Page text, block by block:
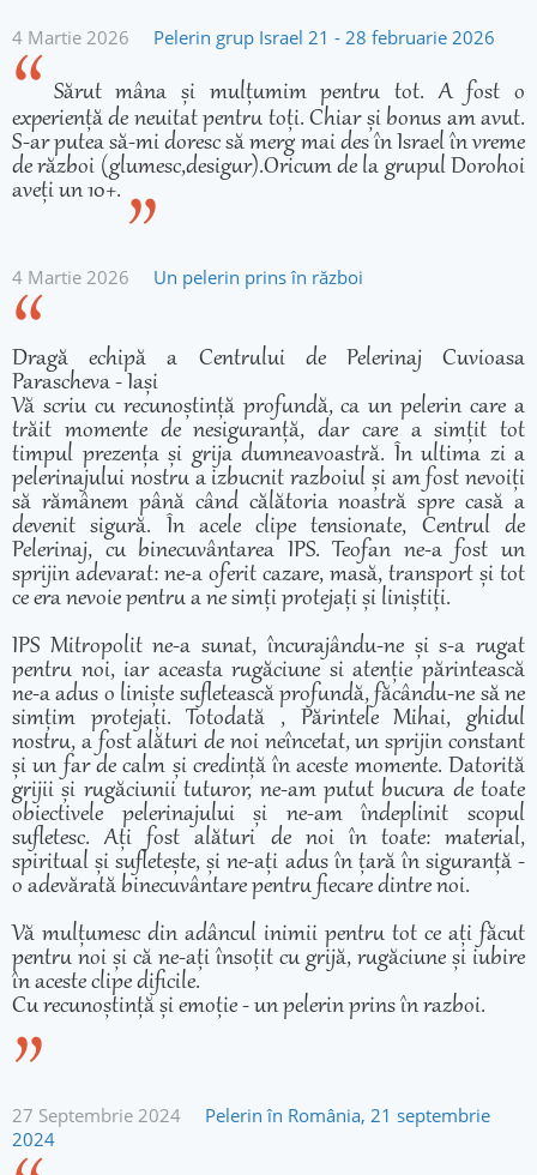
4 Martie 2026 Pelerin grup Israel 21 - 28 februarie 2026
Sărut mâna și mulțumim pentru tot. A fost o
experiență de neuitat pentru toți. Chiar și bonus am avut.
S-ar putea să-mi doresc să merg mai des în Israel în vreme
de război (glumesc,desigur).Oricum de la grupul Dorohoi
aveți un 10+.
4 Martie 2026 Un pelerin prins în război
Dragă echipă a Centrului de Pelerinaj Cuvioasa
Parascheva - Iași
Vă scriu cu recunoștință profundă, ca un pelerin care a
trăit momente de nesiguranță, dar care a simțit tot
timpul prezența și grija dumneavoastră. În ultima zi a
pelerinajului nostru a izbucnit razboiul și am fost nevoiți
să rămânem până când călătoria noastră spre casă a
devenit sigură. În acele clipe tensionate, Centrul de
Pelerinaj, cu binecuvântarea IPS. Teofan ne-a fost un
sprijin adevarat: ne-a oferit cazare, masă, transport și tot
ce era nevoie pentru a ne simți protejați și liniștiți.
IPS Mitropolit ne-a sunat, încurajându-ne și s-a rugat
pentru noi, iar aceasta rugăciune si atenție părintească
ne-a adus o liniște sufletească profundă, făcându-ne să ne
simțim protejați. Totodată , Părintele Mihai, ghidul
nostru, a fost alături de noi neîncetat, un sprijin constant
și un far de calm și credință în aceste momente. Datorită
grijii și rugăciunii tuturor, ne-am putut bucura de toate
obiectivele pelerinajului și ne-am îndeplinit scopul
sufletesc. Ați fost alături de noi în toate: material,
spiritual și sufletește, și ne-ați adus în țară în siguranță -
o adevărată binecuvântare pentru fiecare dintre noi.
Vă mulțumesc din adâncul inimii pentru tot ce ați făcut
pentru noi și că ne-ați însoțit cu grijă, rugăciune și iubire
în aceste clipe dificile.
Cu recunoștință și emoție - un pelerin prins în razboi.
27 Septembrie 2024
Pelerin în România, 21 septembrie
2024